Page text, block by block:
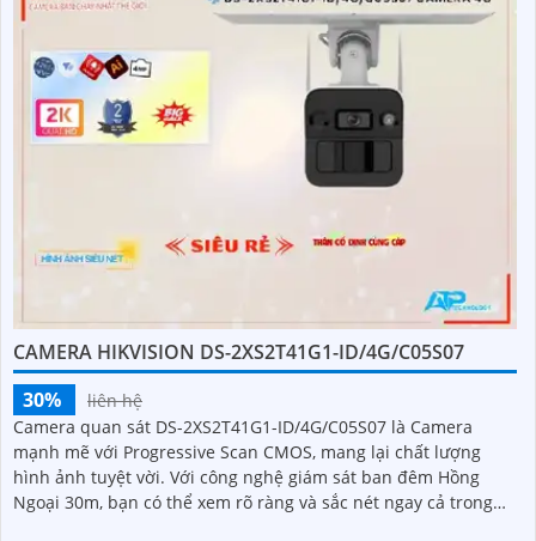
CAMERA HIKVISION DS-2XS2T41G1-ID/4G/C05S07
30%
liên hệ
Camera quan sát DS-2XS2T41G1-ID/4G/C05S07 là Camera
mạnh mẽ với Progressive Scan CMOS, mang lại chất lượng
hình ảnh tuyệt vời. Với công nghệ giám sát ban đêm Hồng
Ngoại 30m, bạn có thể xem rõ ràng và sắc nét ngay cả trong